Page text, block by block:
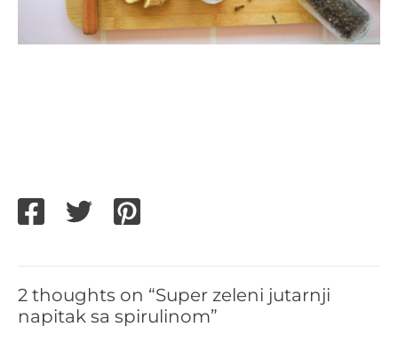
2 thoughts on “Super zeleni jutarnji
napitak sa spirulinom”